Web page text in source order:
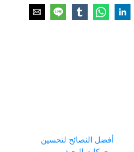
أفضل النصائح لتحسين